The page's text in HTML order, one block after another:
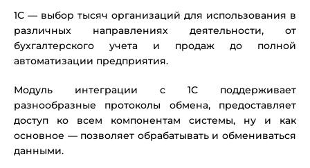
1С — выбор тысяч организаций для использования в
различных направлениях деятельности, от
бухгалтерского учета и продаж до полной
автоматизации предприятия.
Модуль интеграции с 1С поддерживает
разнообразные протоколы обмена, предоставляет
доступ ко всем компонентам системы, ну и как
основное — позволяет обрабатывать и обмениваться
данными.